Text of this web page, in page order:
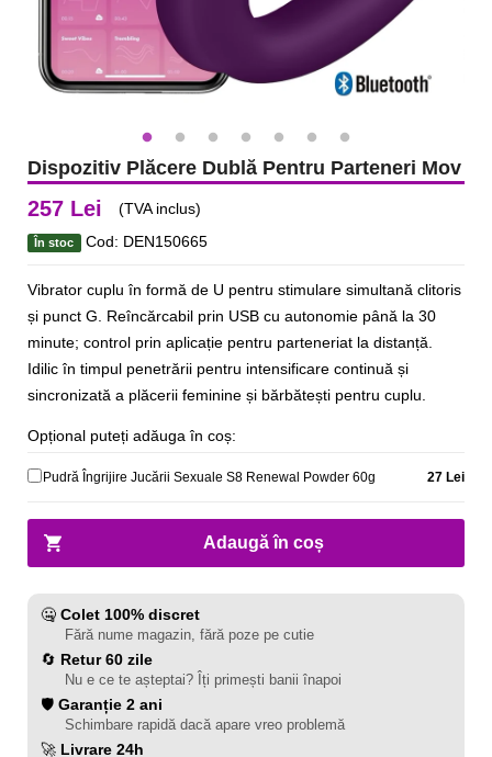
Dispozitiv Plăcere Dublă Pentru Parteneri Mov
257 Lei (TVA inclus)
În stoc Cod: DEN150665
Vibrator cuplu în formă de U pentru stimulare simultană clitoris
și punct G. Reîncărcabil prin USB cu autonomie până la 30
minute; control prin aplicație pentru parteneriat la distanță.
Idilic în timpul penetrării pentru intensificare continuă și
sincronizată a plăcerii feminine și bărbătești pentru cuplu.
Opțional puteți adăuga în coș:
Pudră Îngrijire Jucării Sexuale S8 Renewal Powder 60g 27 Lei
Adaugă în coș
🤐 Colet 100% discret
Fără nume magazin, fără poze pe cutie
🔄 Retur 60 zile
Nu e ce te așteptai? Îți primești banii înapoi
🛡️ Garanție 2 ani
Schimbare rapidă dacă apare vreo problemă
🚀 Livrare 24h